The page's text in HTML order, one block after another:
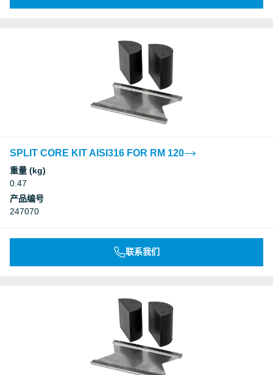
SPLIT CORE KIT AISI316 FOR RM 120
重量 (kg)
0.47
产品编号
247070
联系我们